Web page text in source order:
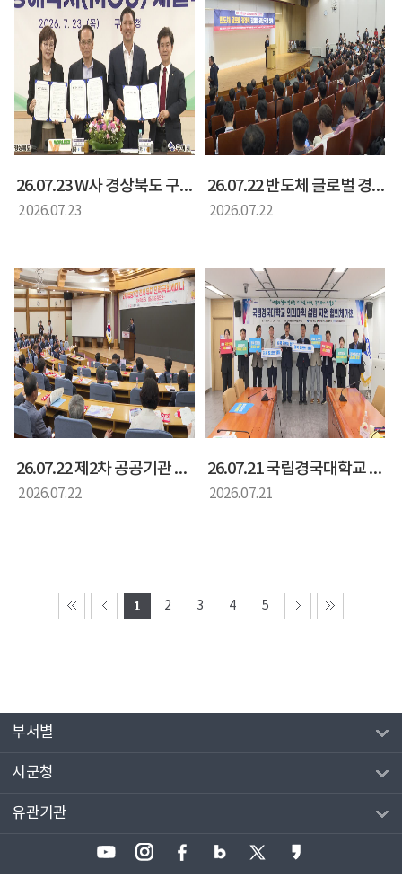
26.07.23 W사 경상북도 구미시 투자양해각서 체결식(양금희 경상북도 정무부지사)
2026.07.23
26.07.22 반도체 글로벌 경쟁력 강화를 위한 국가 전략 국회 토론회(양금희 경제부지사)
2026.07.22
26.07.22 제2차 공공기관 경북 유치 전략 국회 세미나(화명석 경상북도 행정부지사)
2026.07.22
26.07.21 국립경국대학교 의과대학 설립 지원 협력 간담회(황명석 행정부지사)
2026.07.21
1 2 3 4 5
부서별
시군청
유관기관